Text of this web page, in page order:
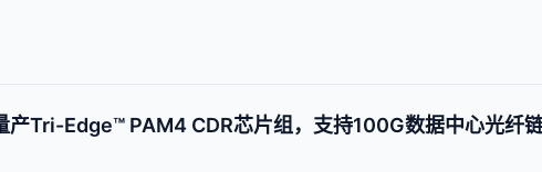
Tri-Edge™ PAM4 CDR芯片组，支持100G数据中心光纤